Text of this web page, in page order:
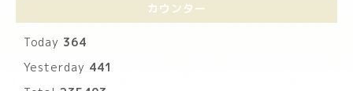
カウンター
Today 364
Yesterday 441